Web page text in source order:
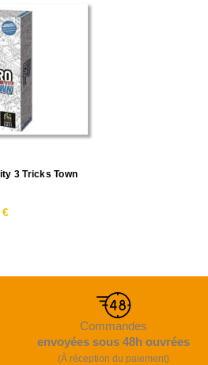
3 Tricks Town
€
Commandes
envoyées sous 48h ouvrées
(À réception du paiement)